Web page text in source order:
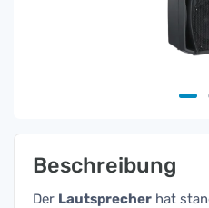
Beschreibung
Der Lautsprecher hat